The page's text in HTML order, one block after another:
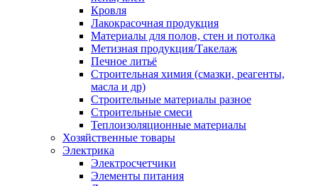
Кровля
Лакокрасочная продукция
Материалы для полов, стен и потолка
Метизная продукция/Такелаж
Печное литьё
Строительная химия (смазки, реагенты,
масла и др)
Строительные материалы разное
Строительные смеси
Теплоизоляционные материалы
Хозяйственные товары
Электрика
Электросчетчики
Элементы питания